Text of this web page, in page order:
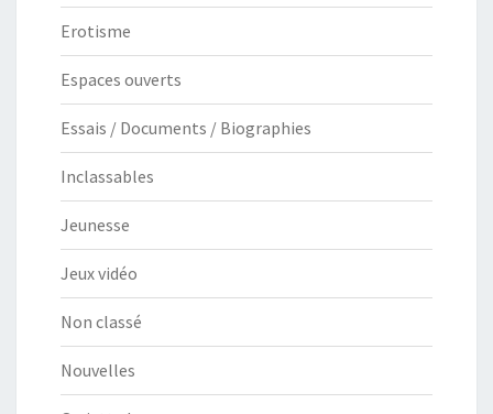
Erotisme
Espaces ouverts
Essais / Documents / Biographies
Inclassables
Jeunesse
Jeux vidéo
Non classé
Nouvelles